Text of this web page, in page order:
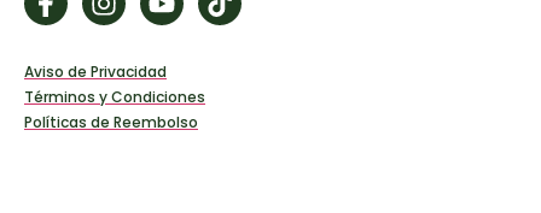
Aviso de Privacidad
Términos y Condiciones
Políticas de Reembolso